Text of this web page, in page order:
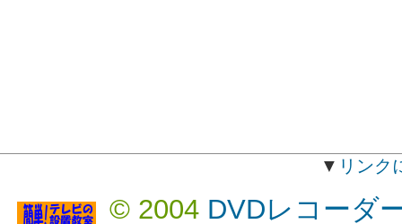
▼ リンク
© 2004 DVDレコーダ